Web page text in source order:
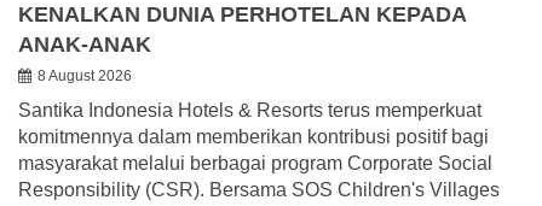
KENALKAN DUNIA PERHOTELAN KEPADA
ANAK-ANAK
8 August 2026
Santika Indonesia Hotels & Resorts terus memperkuat
komitmennya dalam memberikan kontribusi positif bagi
masyarakat melalui berbagai program Corporate Social
Responsibility (CSR). Bersama SOS Children's Villages